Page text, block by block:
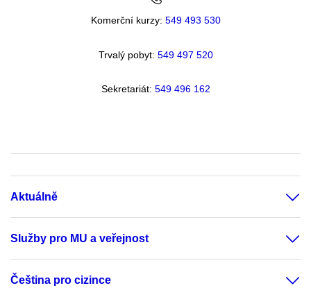
Komerční kurzy: 549 493 530
Trvalý pobyt: 549 497 520
Sekretariát: 549 496 162
Aktuálně
Služby pro MU a veřejnost
Čeština pro cizince